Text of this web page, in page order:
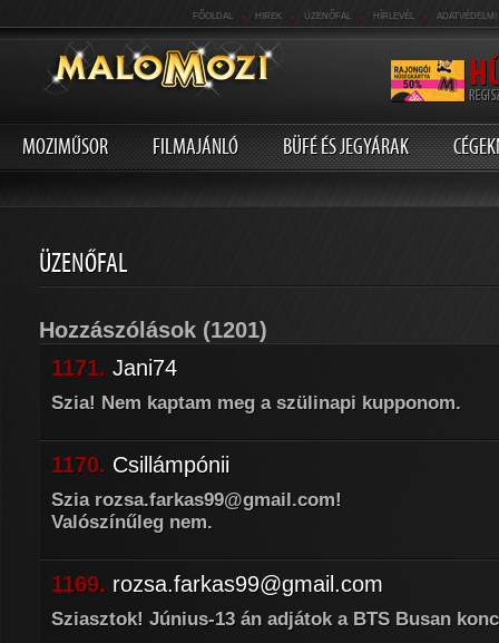
FŐOLDAL . HIREK . ÜZENŐFAL . HÍRLEVÉL . ADATVÉDELMI
MOZIMŰSOR FILMAJÁNLÓ BÜFÉ ÉS JEGYÁRAK
ÜZENŐFAL
Hozzászólások (1201)
1171. Jani74
Szia! Nem kaptam meg a szülinapi kupponom.
1170. Csillámpónii
Szia rozsa.farkas99@gmail.com!
Valószínűleg nem.
1169. rozsa.farkas99@gmail.com
Sziasztok! Június-13 án adjátok a BTS Busan